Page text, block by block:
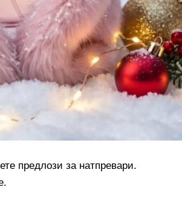
предлози за натпревари.